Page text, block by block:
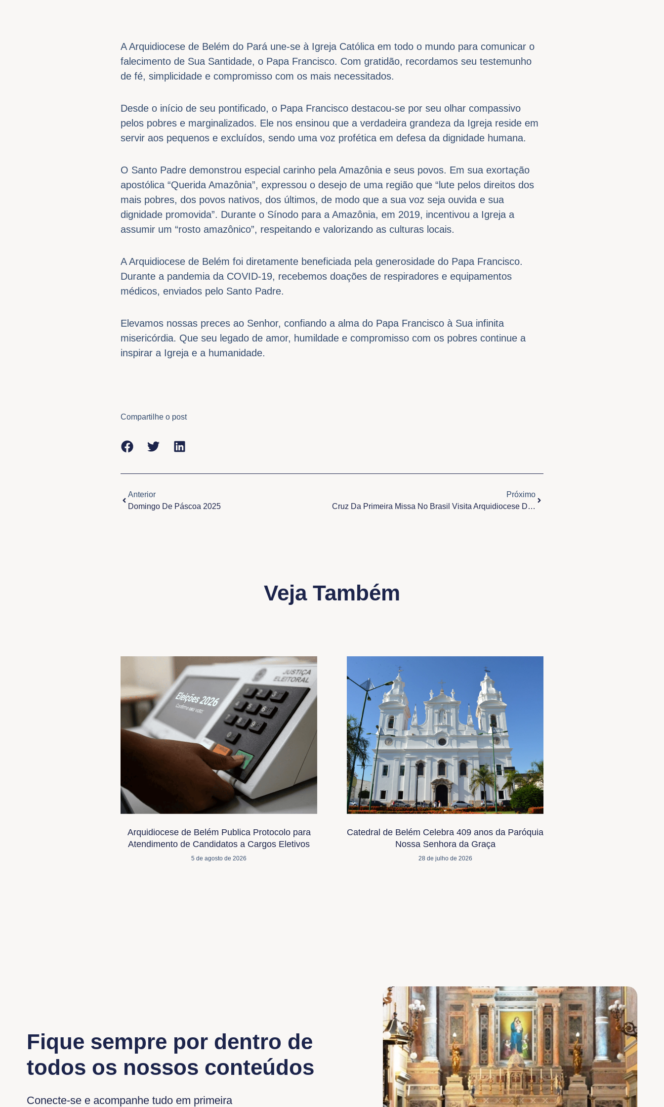
A Arquidiocese de Belém do Pará une-se à Igreja Católica em todo o mundo para comunicar o
falecimento de Sua Santidade, o Papa Francisco. Com gratidão, recordamos seu testemunho
de fé, simplicidade e compromisso com os mais necessitados.
Desde o início de seu pontificado, o Papa Francisco destacou-se por seu olhar compassivo
pelos pobres e marginalizados. Ele nos ensinou que a verdadeira grandeza da Igreja reside em
servir aos pequenos e excluídos, sendo uma voz profética em defesa da dignidade humana.
O Santo Padre demonstrou especial carinho pela Amazônia e seus povos. Em sua exortação
apostólica “Querida Amazônia”, expressou o desejo de uma região que “lute pelos direitos dos
mais pobres, dos povos nativos, dos últimos, de modo que a sua voz seja ouvida e sua
dignidade promovida”. Durante o Sínodo para a Amazônia, em 2019, incentivou a Igreja a
assumir um “rosto amazônico”, respeitando e valorizando as culturas locais.
A Arquidiocese de Belém foi diretamente beneficiada pela generosidade do Papa Francisco.
Durante a pandemia da COVID-19, recebemos doações de respiradores e equipamentos
médicos, enviados pelo Santo Padre.
Elevamos nossas preces ao Senhor, confiando a alma do Papa Francisco à Sua infinita
misericórdia. Que seu legado de amor, humildade e compromisso com os pobres continue a
inspirar a Igreja e a humanidade.
Compartilhe o post
Anterior
Domingo De Páscoa 2025
Próximo
Cruz Da Primeira Missa No Brasil Visita Arquidiocese De Belém
Veja Também
Arquidiocese de Belém Publica Protocolo para
Atendimento de Candidatos a Cargos Eletivos
5 de agosto de 2026
Catedral de Belém Celebra 409 anos da Paróquia
Nossa Senhora da Graça
28 de julho de 2026
Fique sempre por dentro de
todos os nossos conteúdos
Conecte-se e acompanhe tudo em primeira